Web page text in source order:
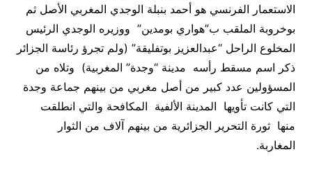
الاستعمار الفرنسي هو أحمد بنبلة الوجدي المغربي الأصل ثم
بوخروبة الملقب ب”هواري بومدين” ووزيره الوجدي الرئيس
المخلوع الراحل “عبدالعزيز بوتفليقة” (ولم تجرؤ رئاسة الجزائر
ذكر اسم مسقط رأسه مدينة “وجدة” المغربية) وتلاه من
المسؤولين عدد كبير من أصل مغربي من بينهم جماعة وجدة
التي كانت تأويها المدينة الألفية المكافحة والتي انطلقت
منها ثورة التحرير الجزائرية من بينهم آلاف من الثوار
المغاربة.